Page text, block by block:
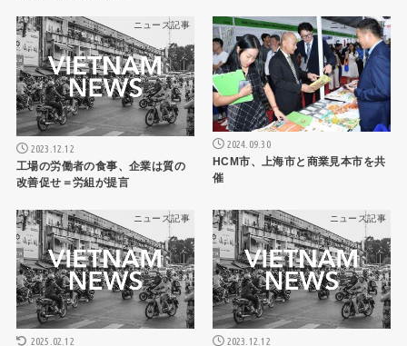
ニュース記事
2023.12.12
工場の労働者の食事、企業は質の
改善促せ＝労組が提言
ニュース記事
2024.09.30
HCM市、上海市と商業見本市を共
催
ニュース記事
2025.02.12
ニュース記事
2023.12.12